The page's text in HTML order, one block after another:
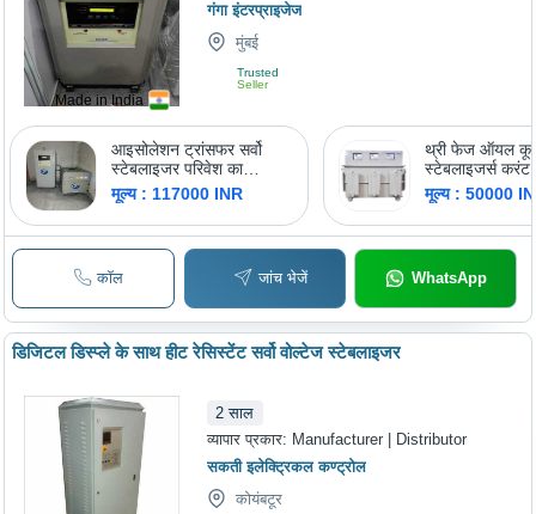
Made in India
गंगा इंटरप्राइजेज
मुंबई
Trusted
Seller
आइसोलेशन ट्रांसफर सर्वो
स्टेबलाइजर परिवेश का
तापमान: -10Oc ~ A 40
सेल्सियस (Oc)
मूल्य : 117000 INR
थ्री फेज ऑयल
स्टेबलाइजर्स करंट:
(एएमपी)
मूल्य : 50000
कॉल जांच भेजें WhatsApp
डिजिटल डिस्प्ले के साथ हीट रेसिस्टेंट सर्वो वोल्टेज स्टेबलाइजर
2 साल
व्यापार प्रकार: Manufacturer | Distributor
सकती इलेक्ट्रिकल कण्ट्रोल
कोयंबटूर